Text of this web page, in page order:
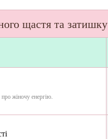
щастя та затишку
жіночу енергію.